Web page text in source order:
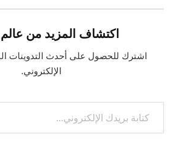
اكتشاف المزيد من عالم
اشترك للحصول على أحدث التدوينات
الإلكتروني.
كتابة بريدك الإلكتروني...